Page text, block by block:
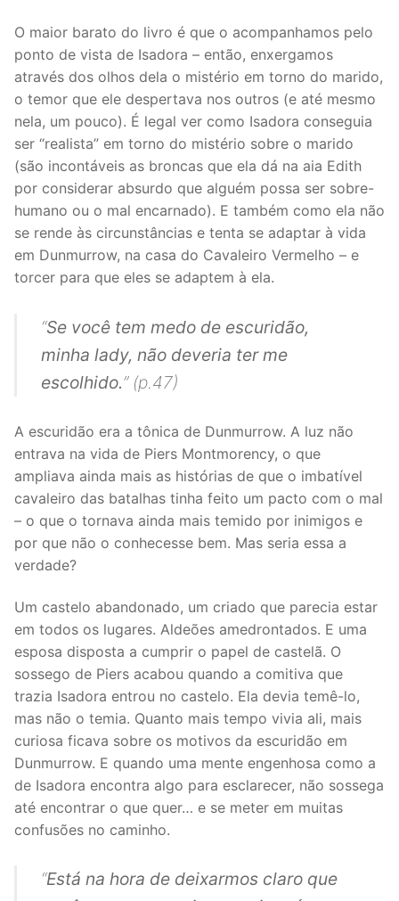
O maior barato do livro é que o acompanhamos pelo
ponto de vista de Isadora – então, enxergamos
através dos olhos dela o mistério em torno do marido,
o temor que ele despertava nos outros (e até mesmo
nela, um pouco). É legal ver como Isadora conseguia
ser “realista” em torno do mistério sobre o marido
(são incontáveis as broncas que ela dá na aia Edith
por considerar absurdo que alguém possa ser sobre-
humano ou o mal encarnado). E também como ela não
se rende às circunstâncias e tenta se adaptar à vida
em Dunmurrow, na casa do Cavaleiro Vermelho – e
torcer para que eles se adaptem à ela.
“Se você tem medo de escuridão,
minha lady, não deveria ter me
escolhido.” (p.47)
A escuridão era a tônica de Dunmurrow. A luz não
entrava na vida de Piers Montmorency, o que
ampliava ainda mais as histórias de que o imbatível
cavaleiro das batalhas tinha feito um pacto com o mal
– o que o tornava ainda mais temido por inimigos e
por que não o conhecesse bem. Mas seria essa a
verdade?
Um castelo abandonado, um criado que parecia estar
em todos os lugares. Aldeões amedrontados. E uma
esposa disposta a cumprir o papel de castelã. O
sossego de Piers acabou quando a comitiva que
trazia Isadora entrou no castelo. Ela devia temê-lo,
mas não o temia. Quanto mais tempo vivia ali, mais
curiosa ficava sobre os motivos da escuridão em
Dunmurrow. E quando uma mente engenhosa como a
de Isadora encontra algo para esclarecer, não sossega
até encontrar o que quer… e se meter em muitas
confusões no caminho.
“Está na hora de deixarmos claro que